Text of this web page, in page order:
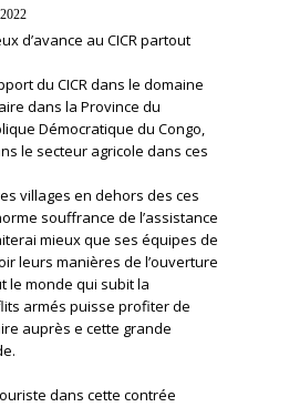
d’avance au CICR partout
du CICR dans le domaine
dans la Province du
Démocratique du Congo,
le secteur agricole dans ces
villages en dehors des ces
souffrance de l’assistance
mieux que ses équipes de
leurs manières de l’ouverture
le monde qui subit la
armés puisse profiter de
auprès e cette grande
dans cette contrée